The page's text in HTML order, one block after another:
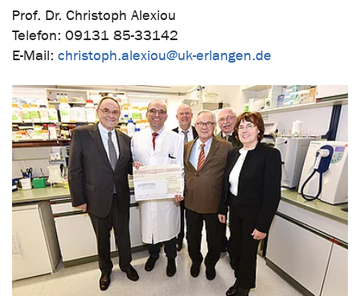
Prof. Dr. Christoph Alexiou
Telefon: 09131 85-33142
E-Mail: christoph.alexiou@uk-erlangen.de